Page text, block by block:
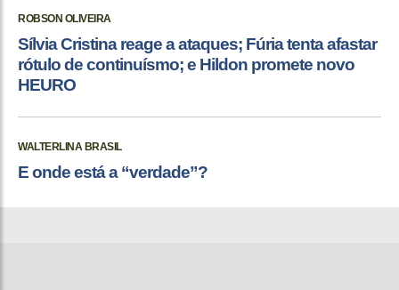
ROBSON OLIVEIRA
Sílvia Cristina reage a ataques; Fúria tenta afastar
rótulo de continuísmo; e Hildon promete novo
HEURO
WALTERLINA BRASIL
E onde está a “verdade”?